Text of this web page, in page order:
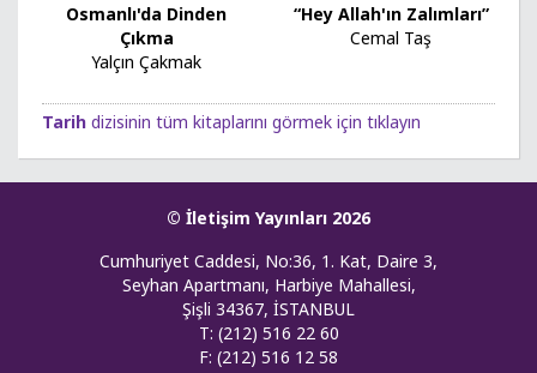
Osmanlı'da Dinden
Çıkma
Yalçın Çakmak
“Hey Allah'ın Zalımları”
Cemal Taş
Tarih dizisinin tüm kitaplarını görmek için tıklayın
© İletişim Yayınları 2026
Cumhuriyet Caddesi, No:36, 1. Kat, Daire 3,
Seyhan Apartmanı, Harbiye Mahallesi,
Şişli 34367, İSTANBUL
T: (212) 516 22 60
F: (212) 516 12 58